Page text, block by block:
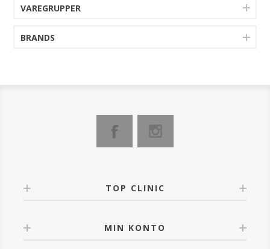
sundt og naturligt udseende. Den fine og bløde
med at sikre, at din makeup holder hele dagen.
VAREGRUPPER
BRANDS
TOP CLINIC
MIN KONTO